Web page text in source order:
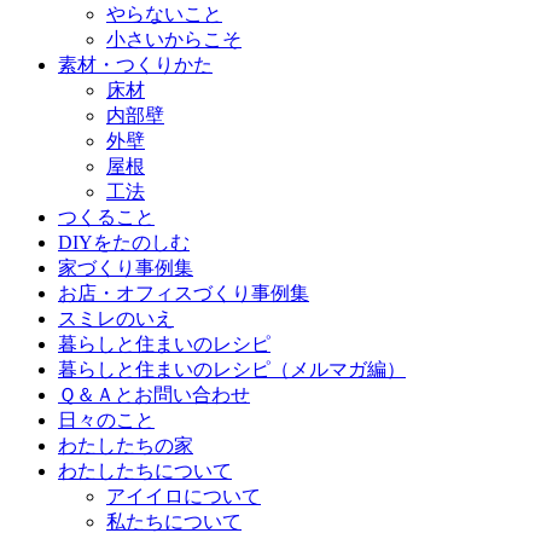
やらないこと
小さいからこそ
素材・つくりかた
床材
内部壁
外壁
屋根
工法
つくること
DIYをたのしむ
家づくり事例集
お店・オフィスづくり事例集
スミレのいえ
暮らしと住まいのレシピ
暮らしと住まいのレシピ（メルマガ編）
Ｑ＆Ａとお問い合わせ
日々のこと
わたしたちの家
わたしたちについて
アイイロについて
私たちについて